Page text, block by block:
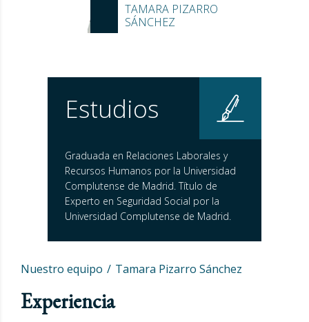
TAMARA PIZARRO
SÁNCHEZ
Estudios
Graduada en Relaciones Laborales y
Recursos Humanos por la Universidad
Complutense de Madrid. Título de
Experto en Seguridad Social por la
Universidad Complutense de Madrid.
Nuestro equipo Tamara Pizarro Sánchez
Experiencia